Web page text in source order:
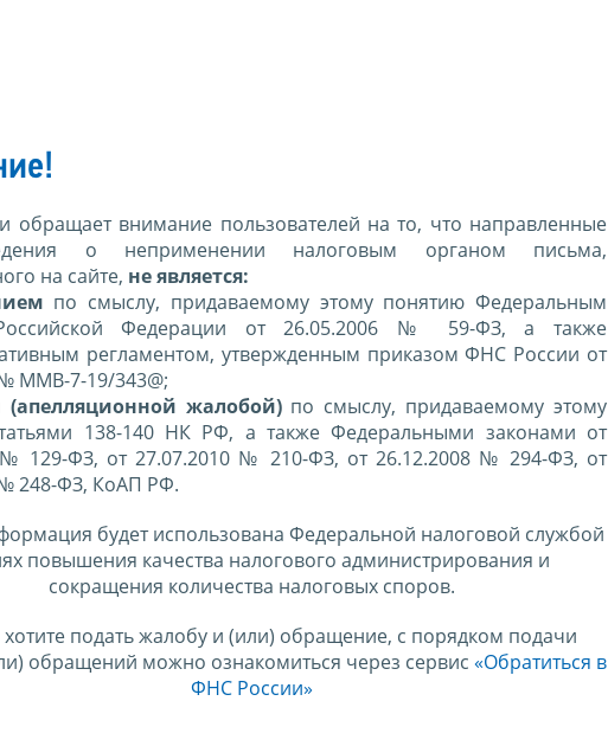
обращает внимание пользователей на то, что направленные
о неприменении налоговым органом письма,
на сайте, не является:
по смыслу, придаваемому этому понятию Федеральным
Федерации от 26.05.2006 № 59-ФЗ, а также
регламентом, утвержденным приказом ФНС России от
ММВ-7-19/343@;
жалобой)по смыслу, придаваемому этому
138-140 НК РФ, а также Федеральными законами от
№ 129-ФЗ, от 27.07.2010 № 210-ФЗ, от 26.12.2008 № 294-ФЗ, от
248-ФЗ, КоАП РФ.
будет использована Федеральной налоговой службой
повышения качества налогового администрирования и
сокращения количества налоговых споров.
подать жалобу и (или) обращение, с порядком подачи
обращений можно ознакомиться через сервис «Обратиться в
ФНС России»